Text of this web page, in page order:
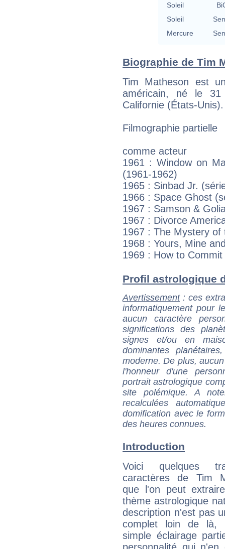
Soleil
Soleil
Mercure
Biographie de Tim
Tim Matheson est
américain, né le
Californie (États-Unis).
Filmographie partielle
comme acteur
1961 : Window on
(1961-1962)
1965 : Sinbad Jr.
1966 : Space Ghost
1967 : Samson &
1967 : Divorce
1967 : The Mystery of
1968 : Yours, Mine
1969 : How to
Profil astrologique
Avertissement: ces
informatiquement pour
aucun caractère
significations des
signes et/ou en
dominantes
moderne. De plus,
l'honneur d'une
portrait astrologique
site polémique. A
recalculées
domification avec le
des heures connues.
Introduction
Voici quelques
caractères de Tim
que l'on peut
thème astrologique
description n'est pas
complet loin de là,
simple éclairage